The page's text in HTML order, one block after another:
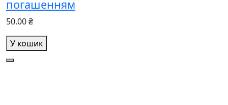
погашенням
50.00 ₴
У кошик